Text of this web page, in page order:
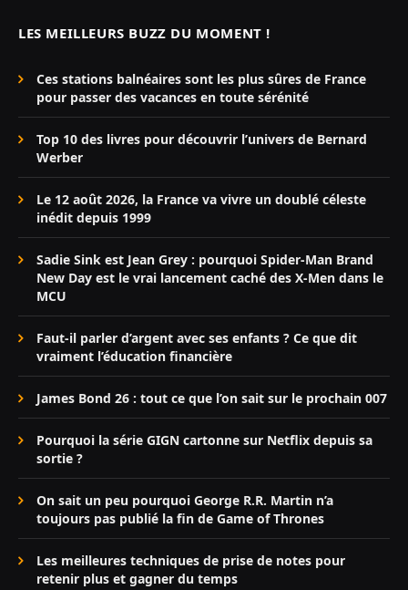
LES MEILLEURS BUZZ DU MOMENT !
Ces stations balnéaires sont les plus sûres de France
pour passer des vacances en toute sérénité
Top 10 des livres pour découvrir l’univers de Bernard
Werber
Le 12 août 2026, la France va vivre un doublé céleste
inédit depuis 1999
Sadie Sink est Jean Grey : pourquoi Spider-Man Brand
New Day est le vrai lancement caché des X-Men dans le
MCU
Faut-il parler d’argent avec ses enfants ? Ce que dit
vraiment l’éducation financière
James Bond 26 : tout ce que l’on sait sur le prochain 007
Pourquoi la série GIGN cartonne sur Netflix depuis sa
sortie ?
On sait un peu pourquoi George R.R. Martin n’a
toujours pas publié la fin de Game of Thrones
Les meilleures techniques de prise de notes pour
retenir plus et gagner du temps